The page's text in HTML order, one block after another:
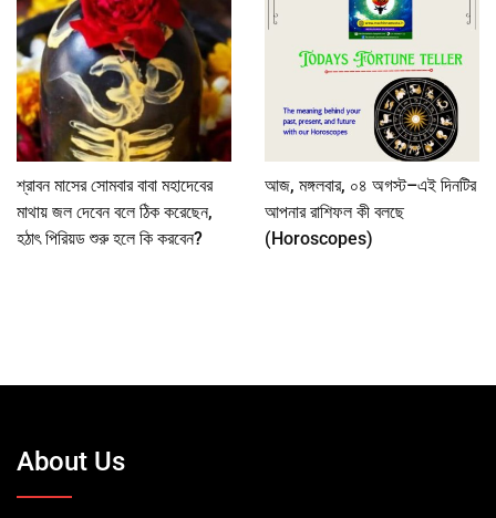
শ্রাবন মাসের সোমবার বাবা মহাদেবের
মাথায় জল দেবেন বলে ঠিক করেছেন,
হঠাৎ পিরিয়ড শুরু হলে কি করবেন?
আজ, মঙ্গলবার, ০৪ অগস্ট–এই দিনটির
আপনার রাশিফল কী বলছে
(Horoscopes)
About Us